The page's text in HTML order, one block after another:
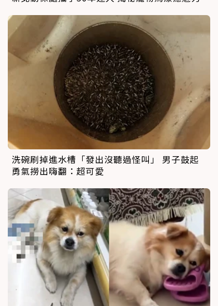
洗碗刷掉進水槽「發出沒聽過怪叫」 男子鼓起
勇氣撈出嗨翻：超可愛